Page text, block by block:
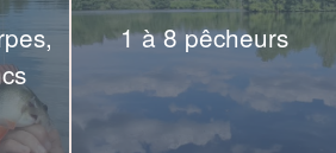
1 à 8 pêcheurs